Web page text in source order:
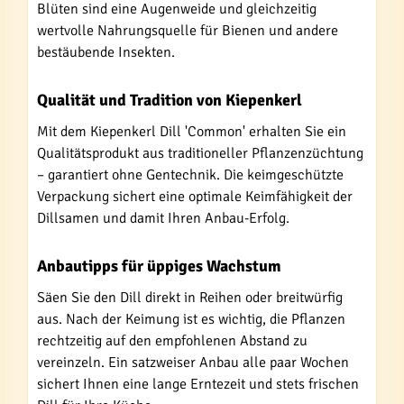
Blüten sind eine Augenweide und gleichzeitig
wertvolle Nahrungsquelle für Bienen und andere
bestäubende Insekten.
Qualität und Tradition von Kiepenkerl
Mit dem Kiepenkerl Dill 'Common' erhalten Sie ein
Qualitätsprodukt aus traditioneller Pflanzenzüchtung
– garantiert ohne Gentechnik. Die keimgeschützte
Verpackung sichert eine optimale Keimfähigkeit der
Dillsamen und damit Ihren Anbau-Erfolg.
Anbautipps für üppiges Wachstum
Säen Sie den Dill direkt in Reihen oder breitwürfig
aus. Nach der Keimung ist es wichtig, die Pflanzen
rechtzeitig auf den empfohlenen Abstand zu
vereinzeln. Ein satzweiser Anbau alle paar Wochen
sichert Ihnen eine lange Erntezeit und stets frischen